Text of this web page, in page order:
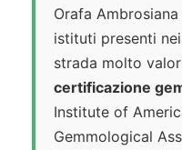
Orafa
istituti presenti
strada molto
certificazione
Institute of
Gemmological